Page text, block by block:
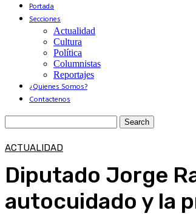
Portada
Secciones
Actualidad
Cultura
Política
Columnistas
Reportajes
¿Quienes Somos?
Contactenos
ACTUALIDAD
Diputado Jorge
autocuidado y la